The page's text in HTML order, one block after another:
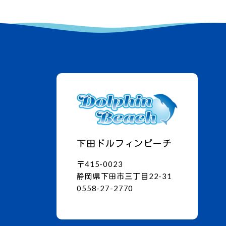
下田ドルフィンビーチ
〒415-0023
静岡県下田市三丁目22-31
0558-27-2770